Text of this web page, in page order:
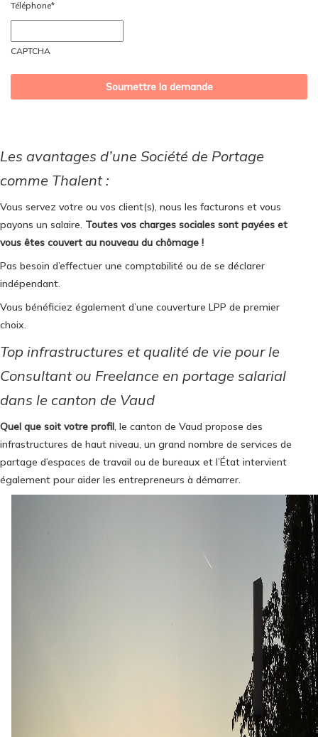
Téléphone*
CAPTCHA
Les avantages d’une Société de Portage
comme Thalent :
Vous servez votre ou vos client(s), nous les facturons et vous
payons un salaire. Toutes vos charges sociales sont payées et
vous êtes couvert au nouveau du chômage !
Pas besoin d’effectuer une comptabilité ou de se déclarer
indépendant.
Vous bénéficiez également d’une couverture LPP de premier
choix.
Top infrastructures et qualité de vie pour le
Consultant ou Freelance en portage salarial
dans le canton de Vaud
Quel que soit votre profil, le canton de Vaud propose des
infrastructures de haut niveau, un grand nombre de services de
partage d’espaces de travail ou de bureaux et l’État intervient
également pour aider les entrepreneurs à démarrer.